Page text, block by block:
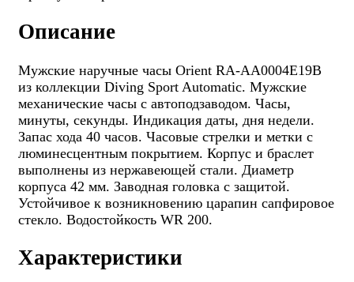
Описание
Мужские наручные часы Orient RA-AA0004E19B
из коллекции Diving Sport Automatic. Мужские
механические часы с автоподзаводом. Часы,
минуты, секунды. Индикация даты, дня недели.
Запас хода 40 часов. Часовые стрелки и метки с
люминесцентным покрытием. Корпус и браслет
выполнены из нержавеющей стали. Диаметр
корпуса 42 мм. Заводная головка с защитой.
Устойчивое к возникновению царапин сапфировое
стекло. Водостойкость WR 200.
Характеристики